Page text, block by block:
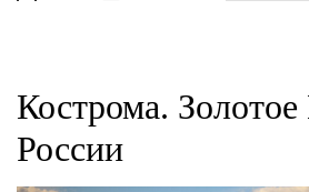
Кострома.
России